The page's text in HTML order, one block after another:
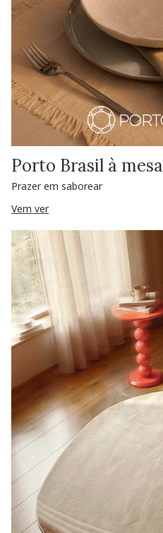
Porto Brasil à mesa
Prazer em saborear
Vem ver